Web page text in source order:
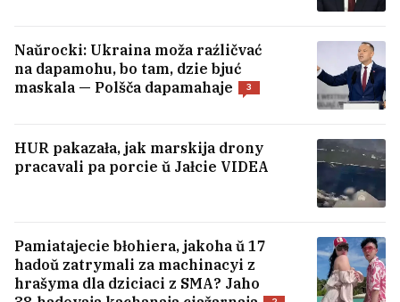
Naŭrocki: Ukraina moža raźličvać
na dapamohu, bo tam, dzie bjuć
maskala — Polšča dapamahaje
3
HUR pakazała, jak marskija drony
pracavali pa porcie ŭ Jałcie VIDEA
Pamiatajecie błohiera, jakoha ŭ 17
hadoŭ zatrymali za machinacyi z
hrašyma dla dziciaci z SMA? Jaho